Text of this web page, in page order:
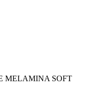
MELAMINA SOFT